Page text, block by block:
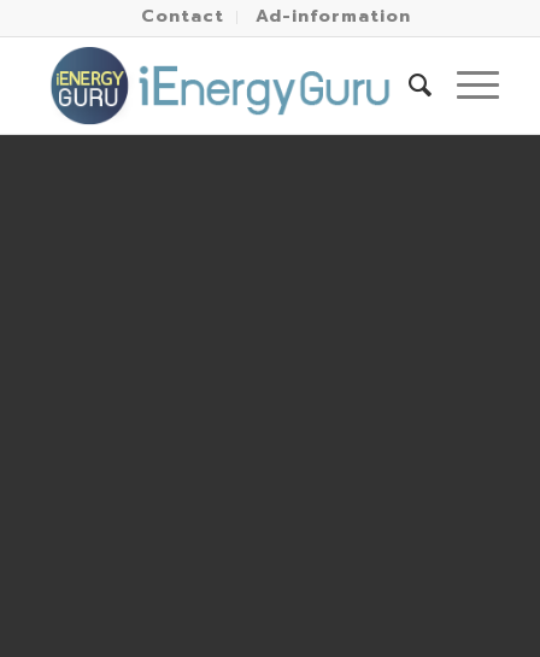
Contact Ad-information